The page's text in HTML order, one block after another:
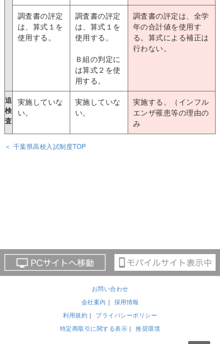
調査書の評定
は、算式１を
使用する。
調査書の評定
は、算式１を
使用する。
Ｂ組の判定に
は算式２を使
用する。
調査書の評定は、全学
年の合計値を使用す
る。算式による補正は
行わない。
追
検
査
実施していな
い。
実施していな
い。
実施する。（インフル
エンザ罹患等の理由の
み
＜ 千葉県高校入試制度TOP
お問い合わせ
会社案内 ｜ 採用情報
利用規約 ｜
プライバシーポリシー
特定商取引に関する表示 ｜ 推奨環境